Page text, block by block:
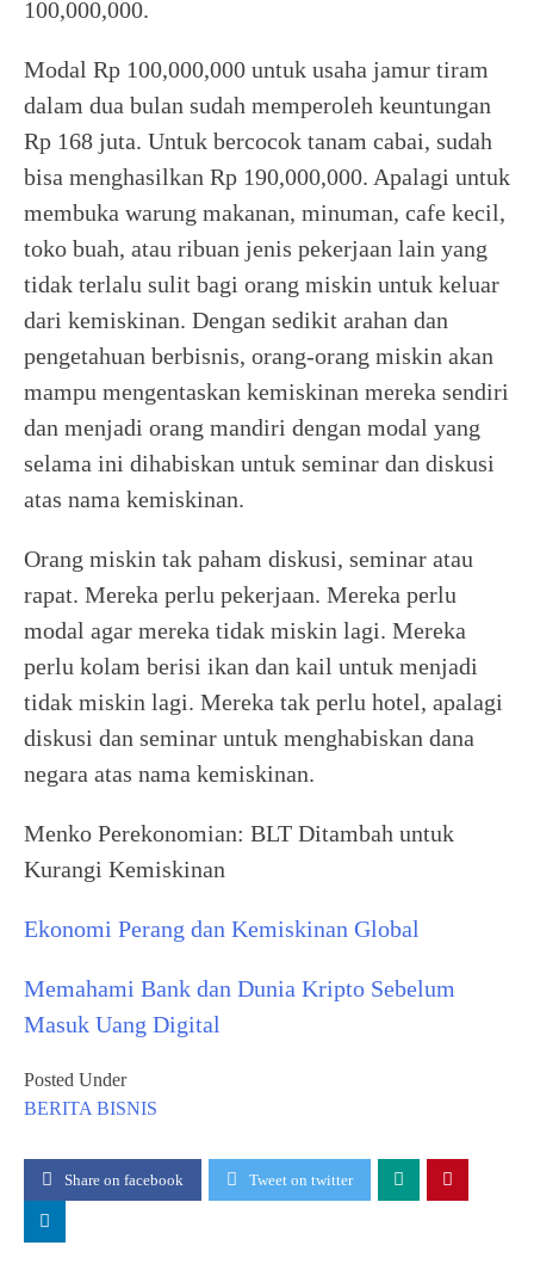
100,000,000.
Modal Rp 100,000,000 untuk usaha jamur tiram
dalam dua bulan sudah memperoleh keuntungan
Rp 168 juta. Untuk bercocok tanam cabai, sudah
bisa menghasilkan Rp 190,000,000. Apalagi untuk
membuka warung makanan, minuman, cafe kecil,
toko buah, atau ribuan jenis pekerjaan lain yang
tidak terlalu sulit bagi orang miskin untuk keluar
dari kemiskinan. Dengan sedikit arahan dan
pengetahuan berbisnis, orang-orang miskin akan
mampu mengentaskan kemiskinan mereka sendiri
dan menjadi orang mandiri dengan modal yang
selama ini dihabiskan untuk seminar dan diskusi
atas nama kemiskinan.
Orang miskin tak paham diskusi, seminar atau
rapat. Mereka perlu pekerjaan. Mereka perlu
modal agar mereka tidak miskin lagi. Mereka
perlu kolam berisi ikan dan kail untuk menjadi
tidak miskin lagi. Mereka tak perlu hotel, apalagi
diskusi dan seminar untuk menghabiskan dana
negara atas nama kemiskinan.
Menko Perekonomian: BLT Ditambah untuk
Kurangi Kemiskinan
Ekonomi Perang dan Kemiskinan Global
Memahami Bank dan Dunia Kripto Sebelum
Masuk Uang Digital
Posted Under
BERITA BISNIS
Share on facebook Tweet on twitter